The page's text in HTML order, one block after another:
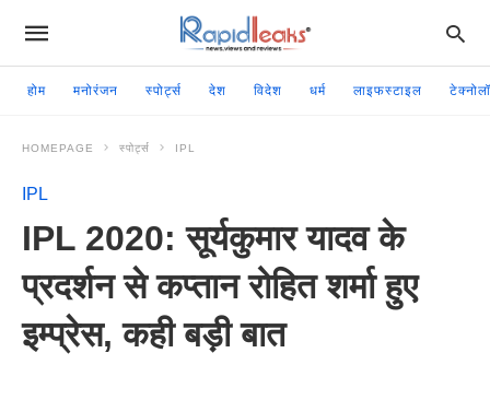
होम मनोरंजन स्पोर्ट्स देश विदेश धर्म लाइफस्टाइल
HOMEPAGE स्पोर्ट्स IPL
IPL
IPL 2020: सूर्यकुमार यादव के
प्रदर्शन से कप्तान रोहित शर्मा हुए
इम्प्रेस, कही बड़ी बात